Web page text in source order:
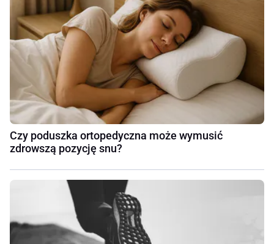
Czy poduszka ortopedyczna może wymusić
zdrowszą pozycję snu?